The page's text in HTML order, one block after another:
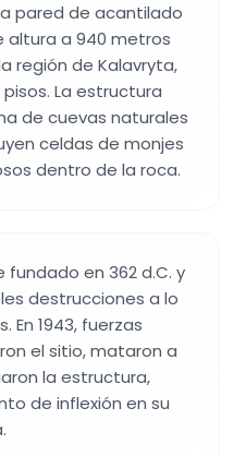
pared de acantilado
altura a 940 metros
región de Kalavryta,
La estructura
de cuevas naturales
celdas de monjes
dentro de la roca.
fundado en 362 d.C. y
destrucciones a lo
En 1943, fuerzas
el sitio, mataron a
la estructura,
de inflexión en su